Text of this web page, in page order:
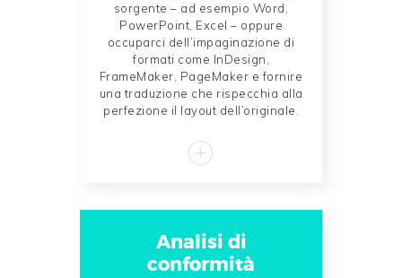
sorgente – ad esempio Word,
PowerPoint, Excel – oppure
occuparci dell’impaginazione di
formati come InDesign,
FrameMaker, PageMaker e fornire
una traduzione che rispecchia alla
perfezione il layout dell’originale.
Analisi di
conformità